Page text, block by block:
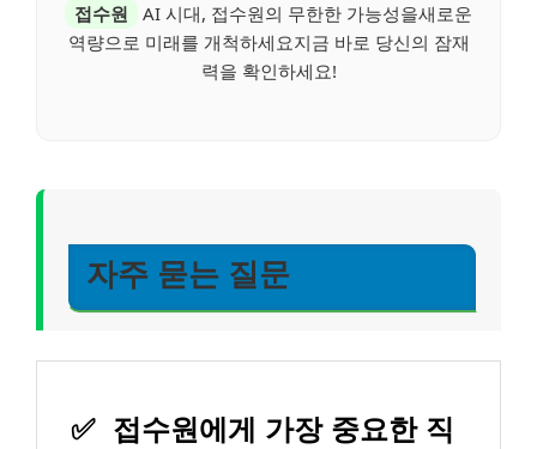
접수원
AI 시대, 접수원의 무한한 가능성을새로운
역량으로 미래를 개척하세요지금 바로 당신의 잠재
력을 확인하세요!
자주 묻는 질문
✅ 접수원에게 가장 중요한 직